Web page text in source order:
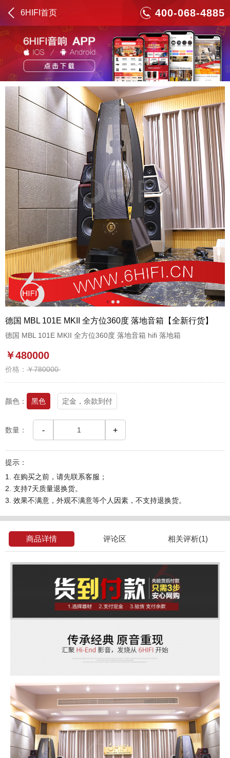
6HIFI首页 400-068-4885
1 2 3
德国 MBL 101E MKII 全方位360度 落地音箱【全新行货】
德国 MBL 101E MKII 全方位360度 落地音箱 hifi 落地箱
￥480000
价格： ￥780000
颜色： 黑色 定金，余款到付
数量： - +
提示：
1. 在购买之前，请先联系客服；
2. 支持7天质量退换货。
3. 效果不满意，外观不满意等个人因素，不支持退换货。
商品详情 评论区 相关评析(1)